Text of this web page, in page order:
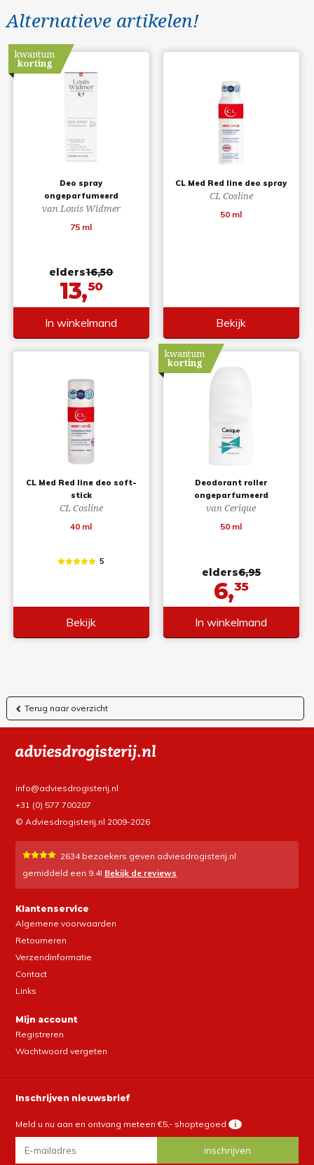
Alternatieve artikelen!
Deo spray
ongeparfumeerd
van Louis Widmer
75 ml
kwantum
korting
elders16,50
13,50
In winkelmand
CL Med Red line deo spray
CL Cosline
50 ml
Bekijk
CL Med Red line deo soft-
stick
CL Cosline
40 ml
5
Bekijk
Deodorant roller
ongeparfumeerd
van Cerique
50 ml
kwantum
korting
elders6,95
6,35
In winkelmand
Terug naar overzicht
info@adviesdrogisterij.nl
+31 (0) 577 700207
© Adviesdrogisterij.nl 2009-2026
2634bezoekers geven adviesdrogisterij.nl
gemiddeld een 9.4! Bekijk de reviews
Klantenservice
Algemene voorwaarden
Retourneren
Verzendinformatie
Contact
Links
Mijn account
Registreren
Wachtwoord vergeten
Inschrijven nieuwsbrief
Meld u nu aan en ontvang meteen €5,- shoptegoed i